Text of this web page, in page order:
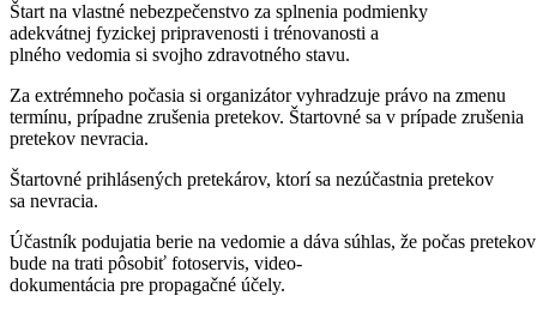
Štart na vlastné nebezpečenstvo za splnenia podmienky
adekvátnej fyzickej pripravenosti i trénovanosti a
plného vedomia si svojho zdravotného stavu.
Za extrémneho počasia si organizátor vyhradzuje právo na zmenu
termínu, prípadne zrušenia pretekov. Štartovné sa v prípade zrušenia
pretekov nevracia.
Štartovné prihlásených pretekárov, ktorí sa nezúčastnia pretekov
sa nevracia.
Účastník podujatia berie na vedomie a dáva súhlas, že počas pretekov
bude na trati pôsobiť fotoservis, video-
dokumentácia pre propagačné účely.